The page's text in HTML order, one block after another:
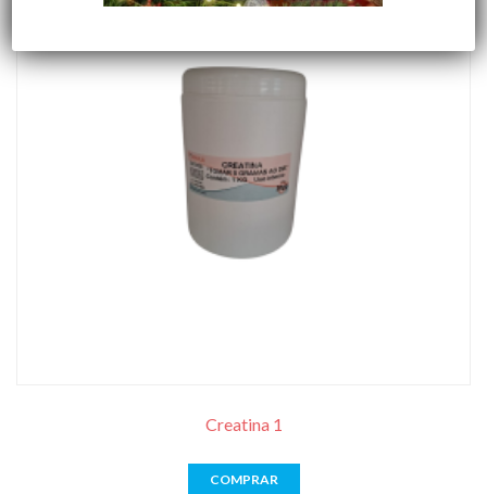
Creatina 1
COMPRAR